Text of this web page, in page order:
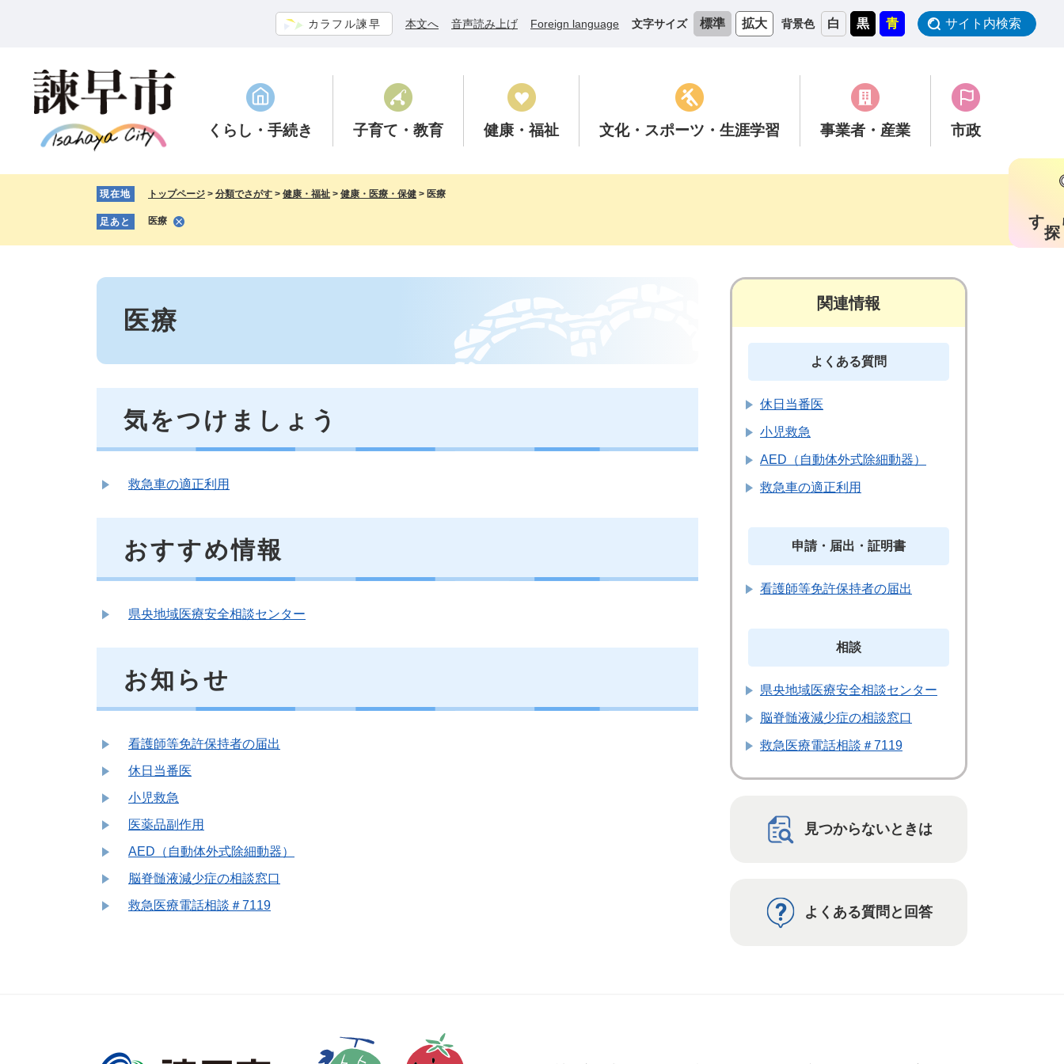
カラフル諫早 本文へ 音声読み上げ Foreign language 文字サイズ 標準 拡大 背景色 白 黒 青 サイト内検索
くらし ・手続き 子育て ・教育 健康 ・福祉 文化・スポーツ ・生涯学習 事業者 ・産業 市政
す
現在地 トップページ > 分類でさがす > 健康・福祉 > 健康・医療・保健 > 医療
足あと 医療
本
医療
気をつけましょう
救急車の適正利用
おすすめ情報
県央地域医療安全相談センター
お知らせ
看護師等免許保持者の届出
休日当番医
小児救急
医薬品副作用
AED（自動体外式除細動器）
脳脊髄液減少症の相談窓口
救急医療電話相談＃7119
関連情報
よくある質問
休日当番医
小児救急
AED（自動体外式除細動器）
救急車の適正利用
申請・届出・証明書
看護師等免許保持者の届出
相談
県央地域医療安全相談センター
脳脊髄液減少症の相談窓口
救急医療電話相談＃7119
見つからないときは
よくある質問と回答